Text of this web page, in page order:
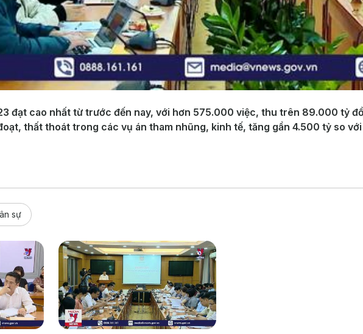
đạt cao nhất từ trước đến nay, với hơn 575.000 việc, thu trên 89.000 tỷ
thất thoát trong các vụ án tham nhũng, kinh tế, tăng gần 4.500 tỷ so
sự